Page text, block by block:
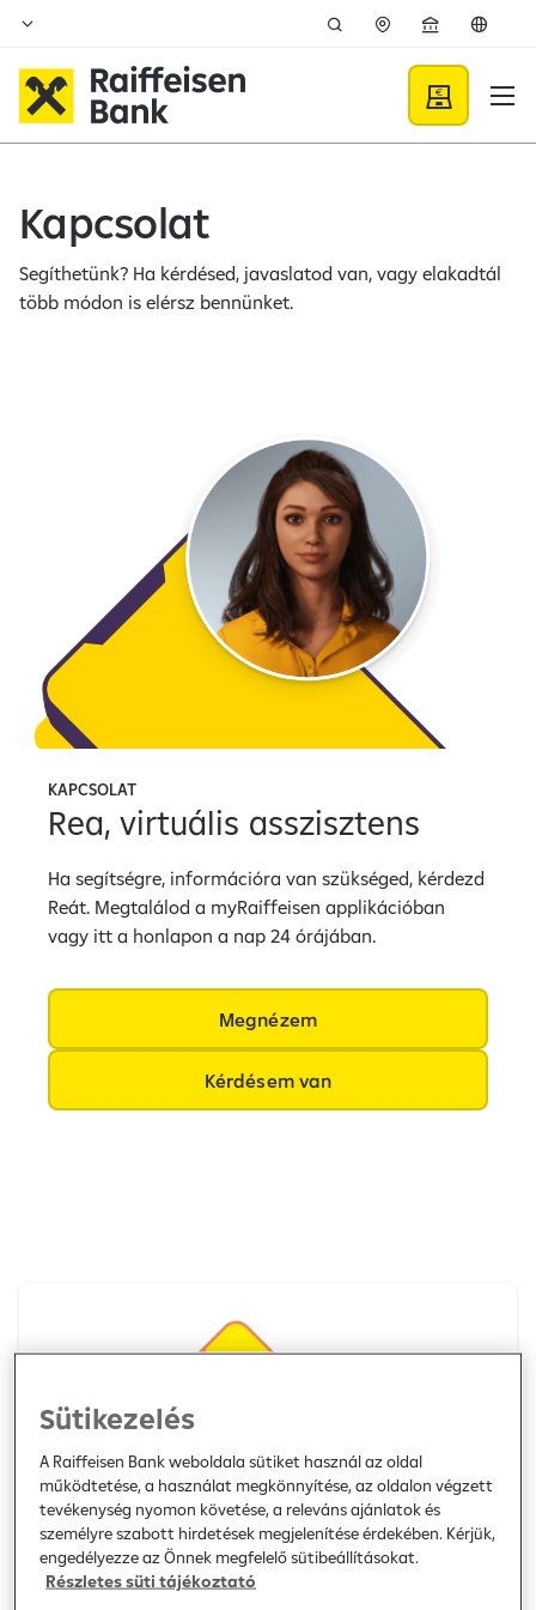
Ugrás a fő tartalomhoz
Kapcsolat
Segíthetünk? Ha kérdésed, javaslatod van, vagy elakadtál
több módon is elérsz bennünket.
KAPCSOLAT
Rea, virtuális asszisztens
Ha segítségre, információra van szükséged, kérdezd
Reát. Megtalálod a myRaiffeisen applikációban
vagy itt a honlapon a nap 24 órájában.
Megnézem
Kérdésem van
Sütikezelés
A Raiffeisen Bank weboldala sütiket használ az oldal
működtetése, a használat megkönnyítése, az oldalon végzett
tevékenység nyomon követése, a releváns ajánlatok és
személyre szabott hirdetések megjelenítése érdekében. Kérjük,
engedélyezze az Önnek megfelelő sütibeállításokat.
Részletes süti tájékoztató